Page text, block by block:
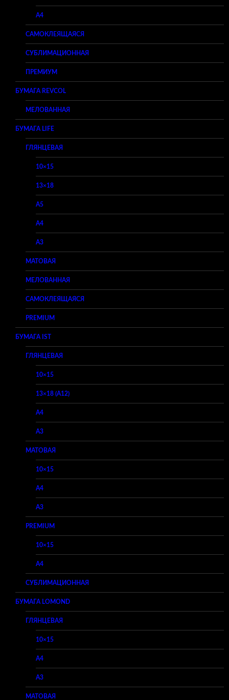
A4
САМОКЛЕЯЩАЯСЯ
СУБЛИМАЦИОННАЯ
ПРЕМИУМ
БУМАГА REVCOL
МЕЛОВАННАЯ
БУМАГА LIFE
ГЛЯНЦЕВАЯ
10×15
13×18
A5
A4
A3
МАТОВАЯ
МЕЛОВАННАЯ
САМОКЛЕЯЩАЯСЯ
PREMIUM
БУМАГА IST
ГЛЯНЦЕВАЯ
10×15
13×18 (A12)
A4
A3
МАТОВАЯ
10×15
A4
A3
PREMIUM
10×15
A4
СУБЛИМАЦИОННАЯ
БУМАГА LOMOND
ГЛЯНЦЕВАЯ
10×15
A4
A3
МАТОВАЯ